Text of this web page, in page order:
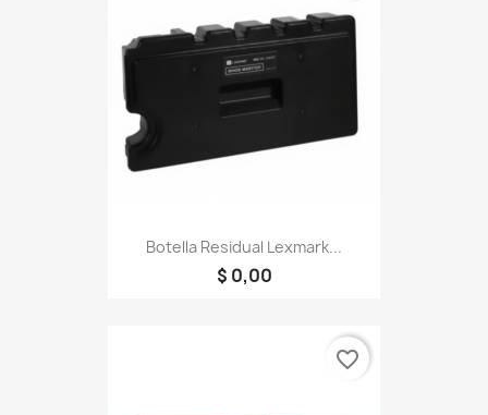
Botella Residual Lexmark...
$ 0,00
favorite_border